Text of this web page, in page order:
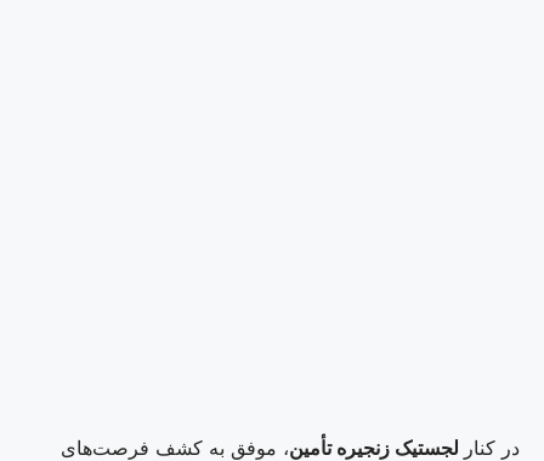
در کنار لجستیک زنجیره تأمین، موفق به کشف فرصت‌های